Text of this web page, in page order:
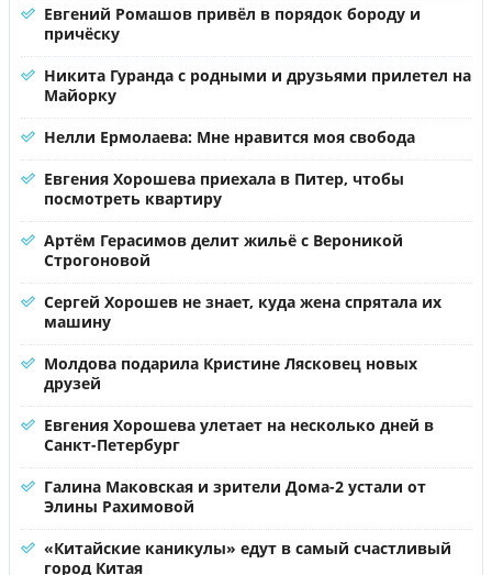
Евгений Ромашов привёл в порядок бороду и
причёску
Никита Гуранда с родными и друзьями прилетел на
Майорку
Нелли Ермолаева: Мне нравится моя свобода
Евгения Хорошева приехала в Питер, чтобы
посмотреть квартиру
Артём Герасимов делит жильё с Вероникой
Строгоновой
Сергей Хорошев не знает, куда жена спрятала их
машину
Молдова подарила Кристине Лясковец новых
друзей
Евгения Хорошева улетает на несколько дней в
Санкт-Петербург
Галина Маковская и зрители Дома-2 устали от
Элины Рахимовой
«Китайские каникулы» едут в самый счастливый
город Китая